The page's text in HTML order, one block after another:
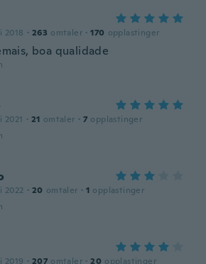
2018 · 263 omtaler · 170 opplastinger
boa qualidade
2021 · 21 omtaler · 7 opplastinger
2022 · 20 omtaler · 1 opplastinger
2019 · 207 omtaler · 20 opplastinger